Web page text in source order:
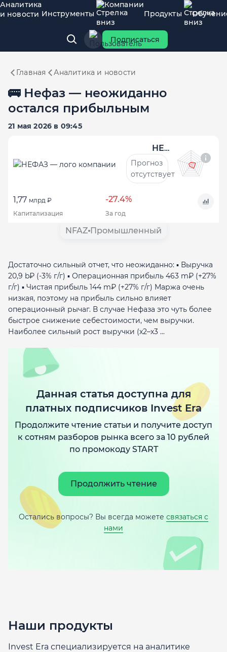
Аналитика
и новости Инструменты
Компании
Продукты
Подписаться
Главная Аналитика и новости
🚌 Нефаз — неожиданно
остался прибыльным
21 мая 2026 в 09:45
НЕФАЗ
Прогноз
отсутствует
1,77 млрд ₽ -27.4%
Капитализация За год
NFAZ Промышленный
Достаточно сильный отчет, что неожиданно: ▪️ Выручка
20,9 b₽ (-3% г/г) ▪️ Операционная прибыль 463 m₽ (+27%
г/г) ▪️ Чистая прибыль 144 m₽ (+27% г/г) Маржа очень
низкая, поэтому на прибыль сильно влияет
операционный рычаг. В случае Нефаза это чуть более
быстрое снижение себестоимости, чем выручки.
Наиболее сильный рост выручки (х2–х3 ...
Данная статья доступна для
платных подписчиков Invest Era
Продолжите чтение статьи и получите доступ
к сотням разборов рынка всего за 10 рублей
по промокоду START
Продолжить чтение
Остались вопросы? Вы всегда можете связаться с
нами
Наши продукты
Invest Era специализируется на аналитике